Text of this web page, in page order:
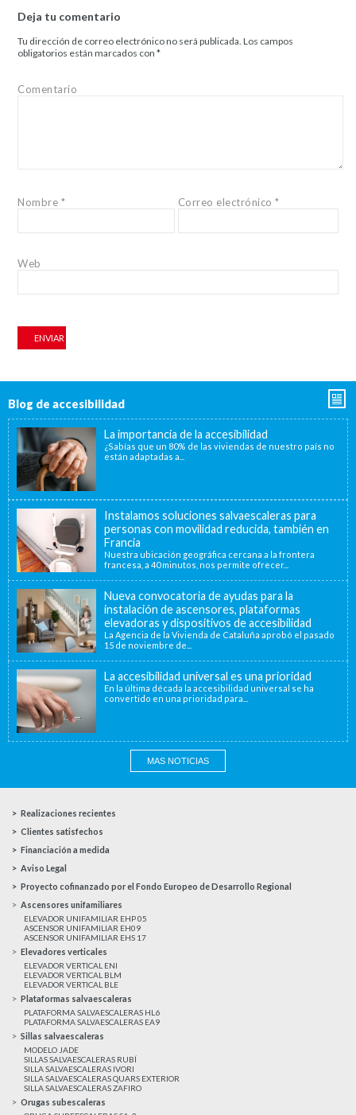
Deja tu comentario
Tu dirección de correo electrónico no será publicada. Los campos
obligatorios están marcados con*
Comentario
Nombre * Correo electrónico*
Web
Blog de accesibilidad
La importancia de la accesibilidad
¿Sabías que un 80% de las viviendas de nuestro país no
están adaptadas a...
Instalamos soluciones salvaescaleras para
personas con movilidad reducida, también en
Francia
Nuestra ubicación geográfica cercana a la frontera
francesa, a 40 minutos, nos permite ofrecer...
Nueva convocatoria de ayudas para la
instalación de ascensores, plataformas
elevadoras y dispositivos de accesibilidad
La Agencia de la Vivienda de Cataluña aprobó el pasado
15 de noviembre de...
La accesibilidad universal es una prioridad
En la última década la accesibilidad universal se ha
convertido en una prioridad para...
MAS NOTICIAS
Realizaciones recientes
Clientes satisfechos
Financiación a medida
Aviso Legal
Proyecto cofinanzado por el Fondo Europeo de Desarrollo Regional
Ascensores unifamiliares
ELEVADOR UNIFAMILIAR EHP 05
ASCENSOR UNIFAMILIAR EH09
ASCENSOR UNIFAMILIAR EHS 17
Elevadores verticales
ELEVADOR VERTICAL ENI
ELEVADOR VERTICAL BLM
ELEVADOR VERTICAL BLE
Plataformas salvaescaleras
PLATAFORMA SALVAESCALERAS HL6
PLATAFORMA SALVAESCALERAS EA9
Sillas salvaescaleras
MODELO JADE
SILLAS SALVAESCALERAS RUBÍ
SILLA SALVAESCALERAS IVORI
SILLA SALVAESCALERAS QUARS EXTERIOR
SILLA SALVAESCALERAS ZAFIRO
Orugas subescaleras